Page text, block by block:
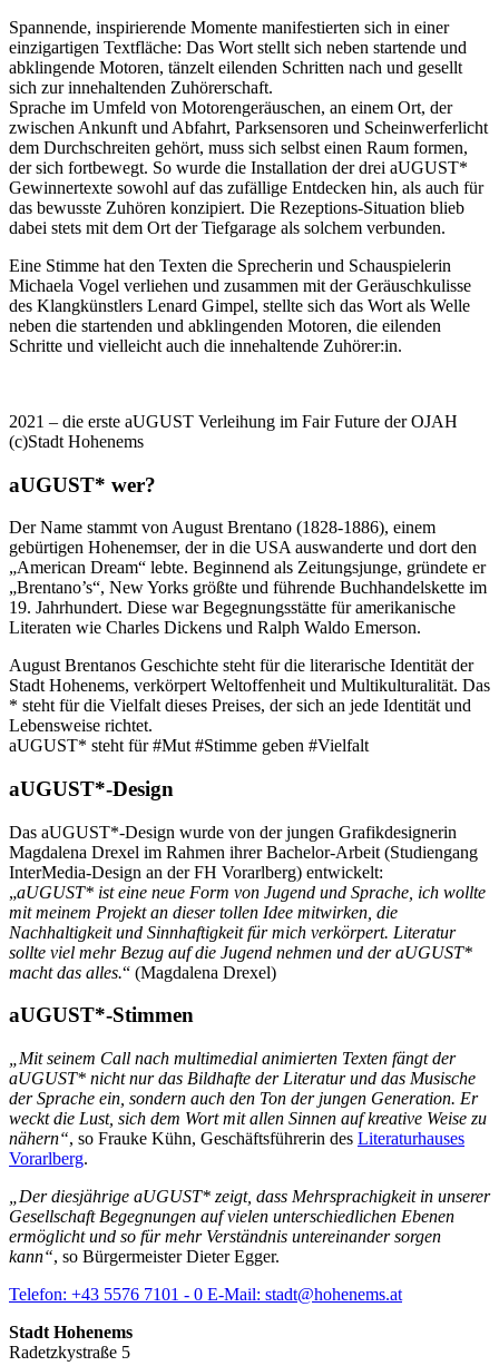
Spannende, inspirierende Momente manifestierten sich in einer
einzigartigen Textfläche: Das Wort stellt sich neben startende und
abklingende Motoren, tänzelt eilenden Schritten nach und gesellt
sich zur innehaltenden Zuhörerschaft.
Sprache im Umfeld von Motorengeräuschen, an einem Ort, der
zwischen Ankunft und Abfahrt, Parksensoren und Scheinwerferlicht
dem Durchschreiten gehört, muss sich selbst einen Raum formen,
der sich fortbewegt. So wurde die Installation der drei aUGUST*
Gewinnertexte sowohl auf das zufällige Entdecken hin, als auch für
das bewusste Zuhören konzipiert. Die Rezeptions-Situation blieb
dabei stets mit dem Ort der Tiefgarage als solchem verbunden.
Eine Stimme hat den Texten die Sprecherin und Schauspielerin
Michaela Vogel verliehen und zusammen mit der Geräuschkulisse
des Klangkünstlers Lenard Gimpel, stellte sich das Wort als Welle
neben die startenden und abklingenden Motoren, die eilenden
Schritte und vielleicht auch die innehaltende Zuhörer:in.
2021 – die erste aUGUST Verleihung im Fair Future der OJAH
(c)Stadt Hohenems
aUGUST* wer?
Der Name stammt von August Brentano (1828-1886), einem
gebürtigen Hohenemser, der in die USA auswanderte und dort den
„American Dream“ lebte. Beginnend als Zeitungsjunge, gründete er
„Brentano’s“, New Yorks größte und führende Buchhandelskette im
19. Jahrhundert. Diese war Begegnungsstätte für amerikanische
Literaten wie Charles Dickens und Ralph Waldo Emerson.
August Brentanos Geschichte steht für die literarische Identität der
Stadt Hohenems, verkörpert Weltoffenheit und Multikulturalität. Das
* steht für die Vielfalt dieses Preises, der sich an jede Identität und
Lebensweise richtet.
aUGUST* steht für #Mut #Stimme geben #Vielfalt
aUGUST*-Design
Das aUGUST*-Design wurde von der jungen Grafikdesignerin
Magdalena Drexel im Rahmen ihrer Bachelor-Arbeit (Studiengang
InterMedia-Design an der FH Vorarlberg) entwickelt:
„aUGUST* ist eine neue Form von Jugend und Sprache, ich wollte
mit meinem Projekt an dieser tollen Idee mitwirken, die
Nachhaltigkeit und Sinnhaftigkeit für mich verkörpert. Literatur
sollte viel mehr Bezug auf die Jugend nehmen und der aUGUST*
macht das alles.“ (Magdalena Drexel)
aUGUST*-Stimmen
„Mit seinem Call nach multimedial animierten Texten fängt der
aUGUST* nicht nur das Bildhafte der Literatur und das Musische
der Sprache ein, sondern auch den Ton der jungen Generation. Er
weckt die Lust, sich dem Wort mit allen Sinnen auf kreative Weise zu
nähern“, so Frauke Kühn, Geschäftsführerin des Literaturhauses
Vorarlberg.
„Der diesjährige aUGUST* zeigt, dass Mehrsprachigkeit in unserer
Gesellschaft Begegnungen auf vielen unterschiedlichen Ebenen
ermöglicht und so für mehr Verständnis untereinander sorgen
kann“, so Bürgermeister Dieter Egger.
Telefon: +43 5576 7101 - 0 E-Mail: stadt@hohenems.at
Stadt Hohenems
Radetzkystraße 5